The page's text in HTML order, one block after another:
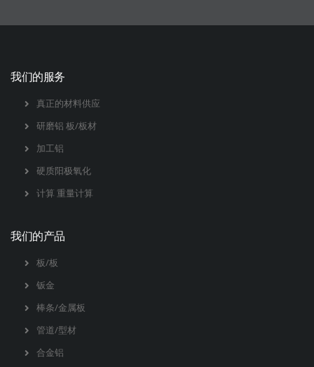
我们的服务
真正的材料供应
研磨铝 板/板材
加工铝
硬质阳极氧化
计算 重量计算
我们的产品
板/板
钣金
棒条/金属板
管道/型材
合金铝